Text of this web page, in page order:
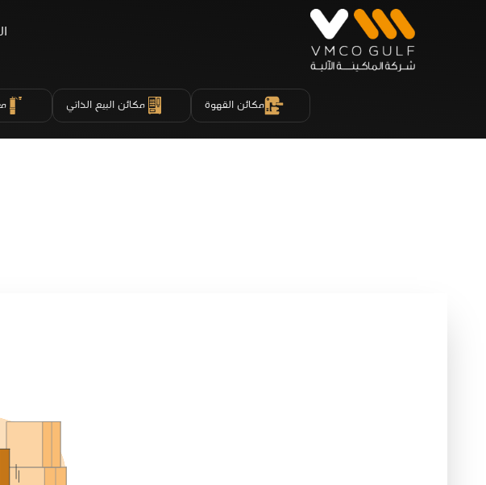
مكائن القهوة مكائن البيع الذاتي